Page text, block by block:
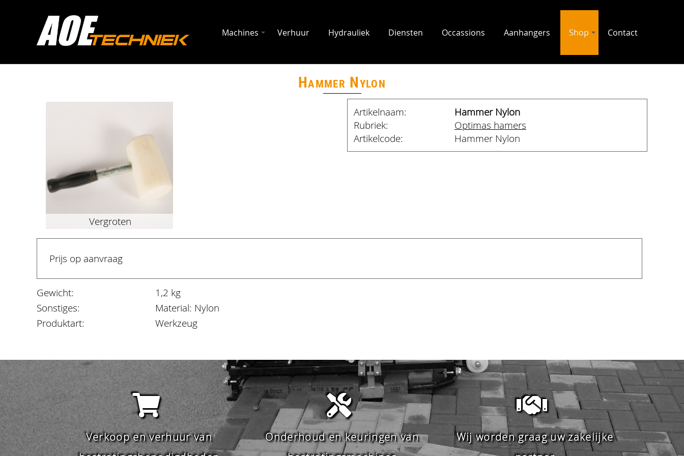
Machines Verhuur Hydrauliek Diensten Occassions Aanhangers Shop Contact
Hammer Nylon
Vergroten
Artikelnaam:
Hammer Nylon
Rubriek:
Optimas hamers
Artikelcode:
Hammer Nylon
Prijs op aanvraag
Gewicht:
1,2 kg
Sonstiges:
Material: Nylon
Produktart:
Werkzeug
Verkoop en verhuur van
Onderhoud en keuringen van
Wij worden graag uw zakelijke